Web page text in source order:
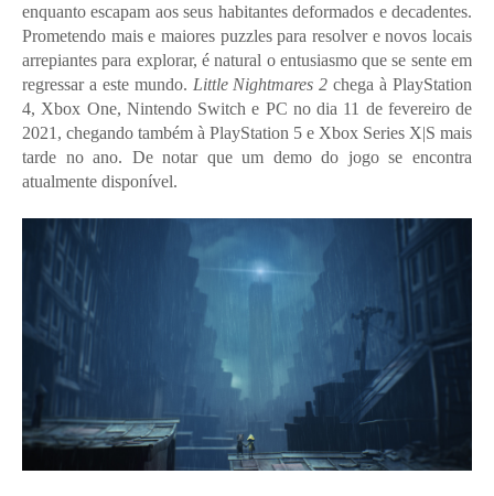
enquanto escapam aos seus habitantes deformados e decadentes.
Prometendo mais e maiores puzzles para resolver e novos locais
arrepiantes para explorar, é natural o entusiasmo que se sente em
regressar a este mundo. Little Nightmares 2 chega à PlayStation
4, Xbox One, Nintendo Switch e PC no dia 11 de fevereiro de
2021, chegando também à PlayStation 5 e Xbox Series X|S mais
tarde no ano. De notar que um demo do jogo se encontra
atualmente disponível.